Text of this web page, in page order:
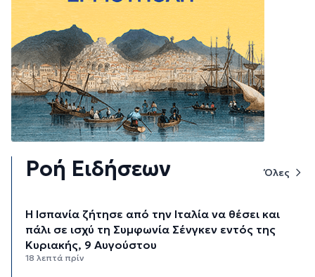
Ροή Ειδήσεων Όλες
H Ισπανία ζήτησε από την Ιταλία να θέσει και
πάλι σε ισχύ τη Συμφωνία Σένγκεν εντός της
Κυριακής, 9 Αυγούστου
18 λεπτά πρίν